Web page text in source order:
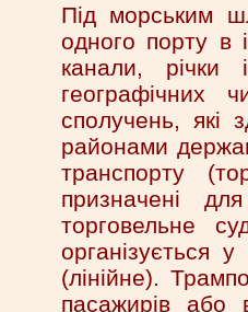
Під морським
одного порту в
канали, річки
географічних
сполучень, які
районами
транспорту
призначені
торговельне
організується
(лінійне).
пасажирів або